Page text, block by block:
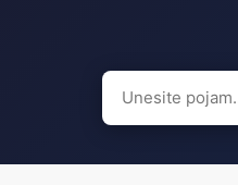
Search
for: